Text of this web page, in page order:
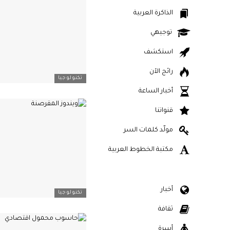
تكنولوجيا
تكنولوجيا
الذاكرة العربية
توجيهي
استكشف
رائج الآن
أخبار الساعة
قنواتنا
مولّد كلمات السر
مكتبة الخطوط العربية
أخبار
ثقافة